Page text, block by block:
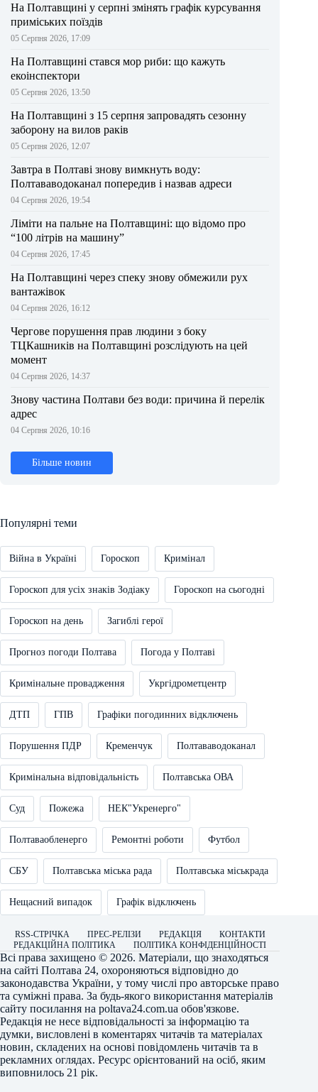
На Полтавщині у серпні змінять графік курсування
приміських поїздів
05 Серпня 2026, 17:09
На Полтавщині стався мор риби: що кажуть
екоінспектори
05 Серпня 2026, 13:50
На Полтавщині з 15 серпня запровадять сезонну
заборону на вилов раків
05 Серпня 2026, 12:07
Завтра в Полтаві знову вимкнуть воду:
Полтававодоканал попередив і назвав адреси
04 Серпня 2026, 19:54
Ліміти на пальне на Полтавщині: що відомо про
“100 літрів на машину”
04 Серпня 2026, 17:45
На Полтавщині через спеку знову обмежили рух
вантажівок
04 Серпня 2026, 16:12
Чергове порушення прав людини з боку
ТЦКашників на Полтавщині розслідують на цей
момент
04 Серпня 2026, 14:37
Знову частина Полтави без води: причина й перелік
адрес
04 Серпня 2026, 10:16
Більше новин
Популярні теми
Війна в Україні Гороскоп Кримінал
Гороскоп для усіх знаків Зодіаку Гороскоп на сьогодні
Гороскоп на день Загиблі герої
Прогноз погоди Полтава Погода у Полтаві
Кримінальне провадження Укргідрометцентр
ДТП ГПВ Графіки погодинних відключень
Порушення ПДР Кременчук Полтававодоканал
Кримінальна відповідальність Полтавська ОВА
Суд Пожежа НЕК"Укренерго"
Полтаваобленерго Ремонтні роботи Футбол
СБУ Полтавська міська рада Полтавська міськрада
Нещасний випадок Графік відключень
RSS-СТРІЧКА ПРЕС-РЕЛІЗИ РЕДАКЦІЯ
КОНТАКТИ
РЕДАКЦІЙНА ПОЛІТИКА
ПОЛІТИКА КОНФІДЕНЦІЙНОСТІ
Всі права захищено © 2026. Матеріали, що знаходяться
на сайті Полтава 24, охороняються відповідно до
законодавства України, у тому числі про авторське право
та суміжні права. За будь-якого використання матеріалів
сайту посилання на poltava24.com.ua обов'язкове.
Редакція не несе відповідальності за інформацію та
думки, висловлені в коментарях читачів та матеріалах
новин, складених на основі повідомлень читачів та в
рекламних оглядах. Ресурс орієнтований на осіб, яким
виповнилось 21 рік.